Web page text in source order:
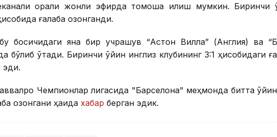
орқали жонли эфирда томоша қилиш мумкин. Биринчи
ғалаба қозонганди.
босқичидаги яна бир учрашув “Астон Вилла” (Англия) ва
бўлиб ўтади. Биринчи ўйин инглиз клубининг 3:1 ҳисобидаги
эди.
Чемпионлар лигасида "Барселона" меҳмонда битта
қозонгани ҳақида хабар берган эдик.